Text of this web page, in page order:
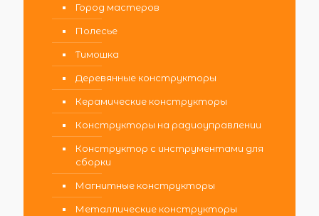
Город мастеров
Полесье
Тимошка
Деревянные конструкторы
Керамические конструкторы
Конструкторы на радиоуправлении
Конструктор с инструментами для
сборки
Магнитные конструкторы
Металлические конструкторы